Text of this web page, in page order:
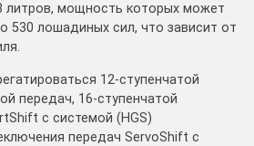
литров, мощность которых может
530 лошадиных сил, что зависит от
12-ступенчатой
передач, 16-ступенчатой
с системой (HGS)
передач ServoShift с